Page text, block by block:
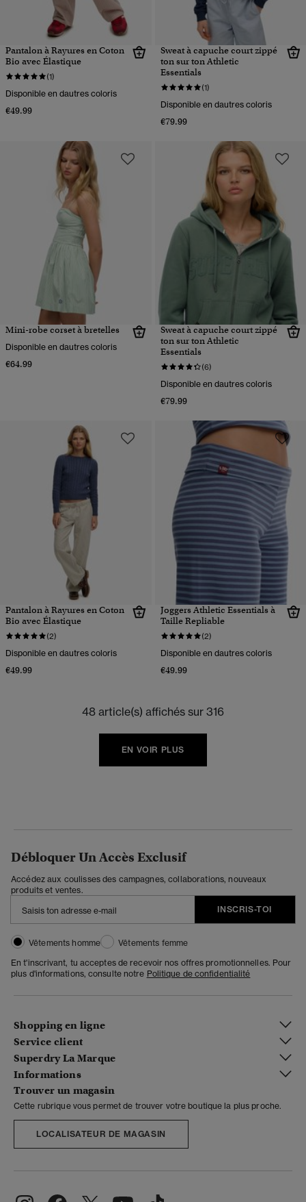
Pantalon à Rayures en Coton
Bio avec Élastique
(1)
Disponible en dautres coloris
€49.99
Sweat à capuche court zippé
ton sur ton Athletic
Essentials
(1)
Disponible en dautres coloris
€79.99
Mini-robe corset à bretelles
Disponible en dautres coloris
€64.99
Sweat à capuche court zippé
ton sur ton Athletic
Essentials
(6)
Disponible en dautres coloris
€79.99
Pantalon à Rayures en Coton
Bio avec Élastique
(2)
Disponible en dautres coloris
€49.99
Joggers Athletic Essentials à
Taille Repliable
(2)
Disponible en dautres coloris
€49.99
48 article(s) affichés sur 316
EN VOIR PLUS
Débloquer Un Accès Exclusif
Accédez aux coulisses des campagnes, collaborations, nouveaux
produits et ventes.
INSCRIS-TOI
Vêtements homme
Vêtements femme
En t'inscrivant, tu acceptes de recevoir nos offres promotionnelles. Pour
plus d'informations, consulte notre Politique de confidentialité
Shopping en ligne
Service client
Superdry La Marque
Informations
Trouver un magasin
Cette rubrique vous permet de trouver votre boutique la plus proche.
LOCALISATEUR DE MAGASIN